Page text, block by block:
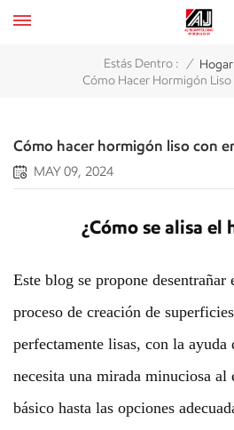
Estás Dentro : / Hogar
Cómo Hacer Hormigón
Cómo hacer hormigón liso con
MAY 09, 2024
¿Cómo se alisa el
Este blog se propone
proceso de creación de
perfectamente lisas, con la ayuda
necesita una mirada minuciosa al
básico hasta las opciones